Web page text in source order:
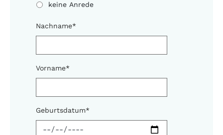
keine Anrede
Nachname*
Vorname*
Geburtsdatum*